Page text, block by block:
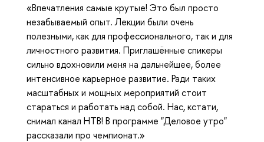
«Впечатления самые крутые! Это был просто
незабываемый опыт. Лекции были очень
полезными, как для профессионального, так и для
личностного развития. Приглашённые спикеры
сильно вдохновили меня на дальнейшее, более
интенсивное карьерное развитие. Ради таких
масштабных и мощных мероприятий стоит
стараться и работать над собой. Нас, кстати,
снимал канал НТВ! В программе "Деловое утро"
рассказали про чемпионат.»